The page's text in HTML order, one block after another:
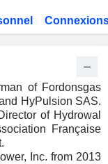
of Fordonsgas
HyPulsion SAS.
of Hydrowal
Française
Inc. from 2013